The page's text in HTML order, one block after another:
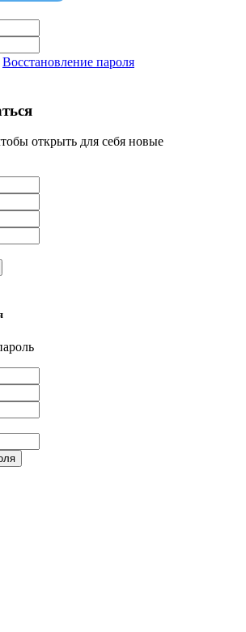
Восстановление пароля
открыть для себя новые